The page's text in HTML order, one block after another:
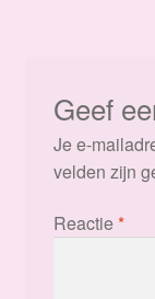
Geef
Je e-
velden zijn
Reactie*